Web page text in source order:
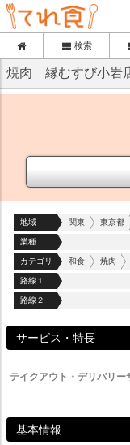
検索
焼肉 縁むすび小岩
地域 関東 東京都
業種
カテゴリ 和食 焼肉
路線１
路線２
サービス・特長
テイクアウト・デリバリー
基本情報